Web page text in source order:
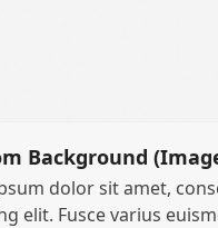
Background
dolor sit amet,
elit. Fusce varius